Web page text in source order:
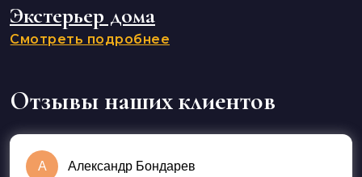
Экстерьер дома
Смотреть подробнее
Отзывы наших клиентов
А Александр Бондарев